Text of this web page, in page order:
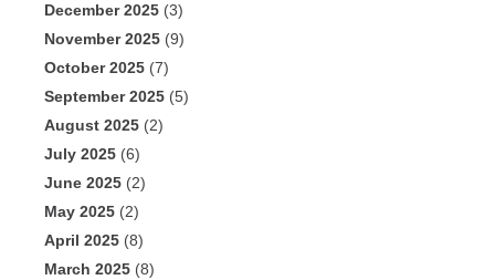
December 2025 (3)
November 2025 (9)
October 2025 (7)
September 2025 (5)
August 2025 (2)
July 2025 (6)
June 2025 (2)
May 2025 (2)
April 2025 (8)
March 2025 (8)